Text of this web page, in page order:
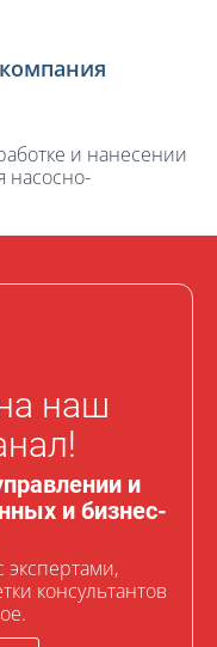
и нанесении
насосно-
наш
и
и бизнес-
консультантов